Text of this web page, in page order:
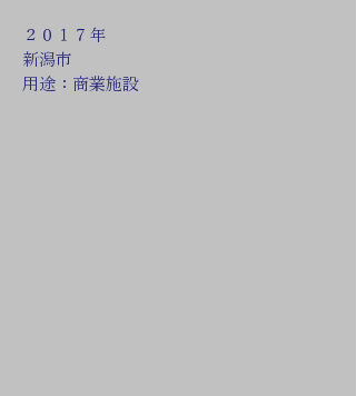
２０１７年
新潟市
​用途：商業施設